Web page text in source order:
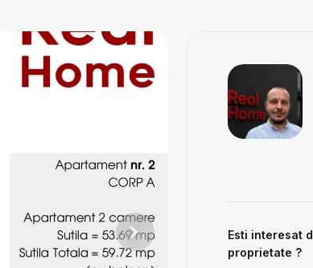
Next
Esti interesat
proprietate ?